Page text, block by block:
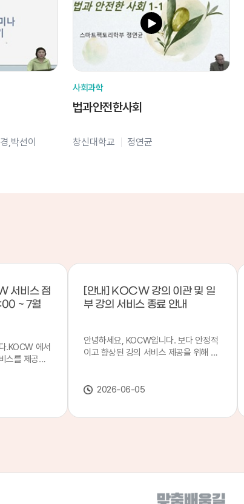
,박선이
사회과학
법과안전한사회
창신대학교 정연균
서비스 점
~ 7월
.KOCW 에서
스를 제공하
일시 : 7월 21
) 08:00이
으니, 이 점 양
[안내] KOCW 강의 이관 및 일
부 강의 서비스 종료 안내
안녕하세요, KOCW입니다. 보다 안정적
이고 향상된 강의 서비스 제공을 위해 강
스가 종료될 예정이오니, 이용에 참고하
종료 강의 안내 이관 작업으로 인해 일부
었습니다. 서비스 종료 강의 목록은 아래
2026-06-05